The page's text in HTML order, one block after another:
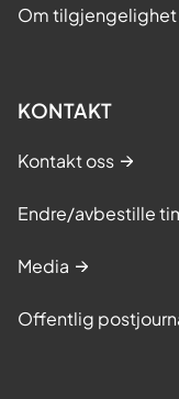
Om tilgjengelighet
KONTAKT
Kontakt oss
Endre/avbestille
Media
Offentlig